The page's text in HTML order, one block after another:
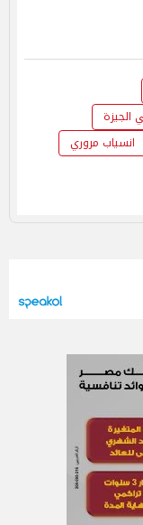
الجيزة
انسياب مروري